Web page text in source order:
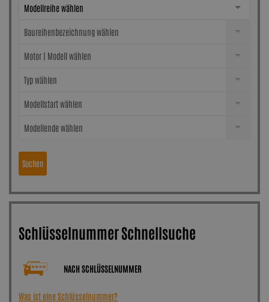
Modellreihe wählen
Baureihenbezeichnung wählen
Motor | Modell wählen
Typ wählen
Modellstart wählen
Modellende wählen
Suchen
Schlüsselnummer Schnellsuche
NACH SCHLÜSSELNUMMER
Was ist eine Schlüsselnummer?